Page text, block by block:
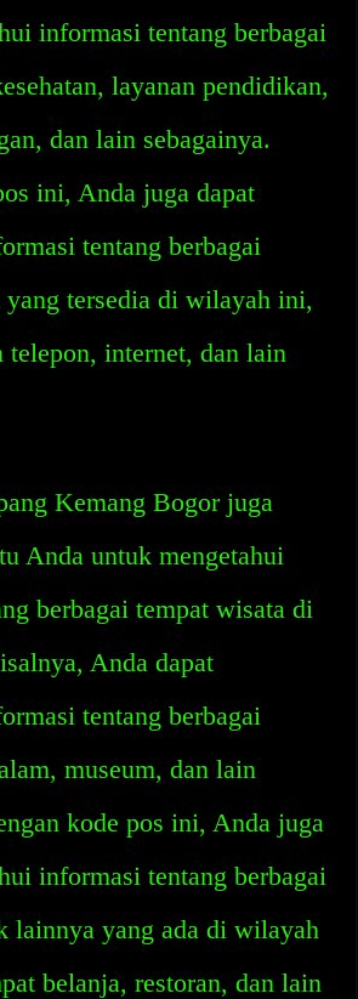
informasi tentang berbagai
layanan pendidikan,
dan lain sebagainya.
ini, Anda juga dapat
tentang berbagai
yang tersedia di wilayah ini,
telepon, internet, dan lain
Kemang Bogor juga
Anda untuk mengetahui
berbagai tempat wisata di
Anda dapat
tentang berbagai
museum, dan lain
kode pos ini, Anda juga
informasi tentang berbagai
lainnya yang ada di wilayah
belanja, restoran, dan lain